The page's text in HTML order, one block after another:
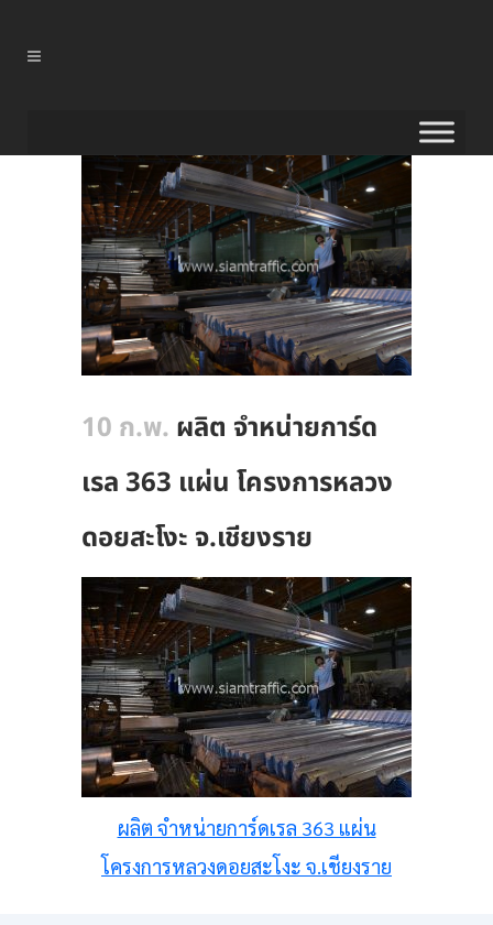
10 ก.พ. ผลิต จำหน่ายการ์ด
เรล 363 แผ่น โครงการหลวง
ดอยสะโงะ จ.เชียงราย
ผลิต จำหน่ายการ์ดเรล 363 แผ่น
โครงการหลวงดอยสะโงะ จ.เชียงราย